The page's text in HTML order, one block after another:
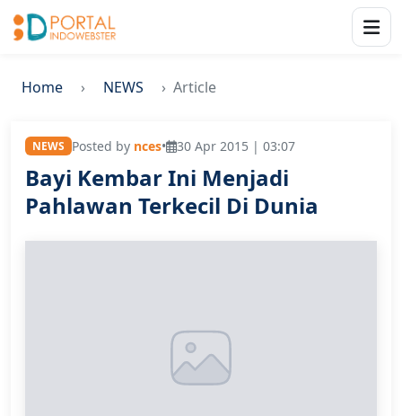
Home NEWS Article
NEWS Posted by nces• 30 Apr 2015 | 03:07
Bayi Kembar Ini Menjadi
Pahlawan Terkecil Di Dunia